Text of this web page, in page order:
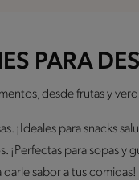
PARA
desde frutas y
¡Ideales para snacks
¡Perfectas para sopas y
darle sabor a tus comidas!